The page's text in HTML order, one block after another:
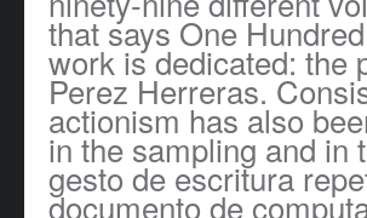
that says One
work is dedicated: the
Perez Herreras.
actionism has also
in the sampling and in
gesto de escritura
documento de